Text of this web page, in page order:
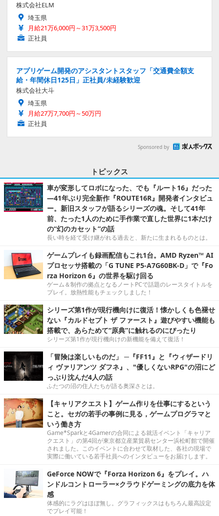
株式会社ELM
埼玉県
月給21万6,000円～31万3,500円
正社員
アプリゲーム開発のアシスタントスタッフ「交通費全額支
給・年間休日125日」正社員/未経験歓迎
株式会社大斗
埼玉県
月給27万7,700円～50万円
正社員
Sponsored by
トピックス
車が変形してロボになった、でも『ルート16』だった
―41年ぶり完全新作『ROUTE16R』開発者インタビュ
ー。新旧スタッフが語るシリーズの魂。そして41年
前、たった1人のために手作業で直した世界に1本だけ
の“幻のカセット”の話
長い時を経て受け継がれる過去と、新たに生まれるものとは。
ゲームプレイも録画配信もこれ1台。AMD Ryzen™ AI
プロセッサ搭載の「G TUNE P5-A7G60BK-D」で『Fo
rza Horizon 6』の世界を駆け回る
ゲーム＆制作の拠点となるノートPCで話題のレースタイトルを
プレイ。放熱性能もチェックしました！
シリーズ第1作が現行機向けに復活！懐かしくも色褪せ
ない『カルドセプト ザ ファースト』遊びやすい機能も
搭載で、あらためて“原典”に触れるのにぴったり
シリーズ第1作が現行機向けの新機能を備えて復活！
「冒険は楽しいものだ」 ─『FF11』と『ウィザードリ
ィ ヴァリアンツ ダフネ』、"優しくないRPG"の沼にど
っぷり沈んだ4人の話
ふたつの沼の住人たちが語る奥深さとは。
【キャリアクエスト】ゲーム作りを仕事にするという
こと。セガの若手の事例に見る，ゲームプログラマと
いう働き方
Game*Sparkと4Gamerの合同による就活イベント「キャリア
クエスト」の第4回が東京都立産業貿易センター浜松町館で開催
されました。このイベントに合わせて取材した、各社の現場で
実際に働いている若手社員へのインタビューをお届けします。
GeForce NOWで『Forza Horizon 6』をプレイ。ハ
ンドルコントローラー×クラウドゲーミングの底力を体
感
体感的にラグはほぼ無し。グラフィックスはもちろん最高設定
でプレイ可能！